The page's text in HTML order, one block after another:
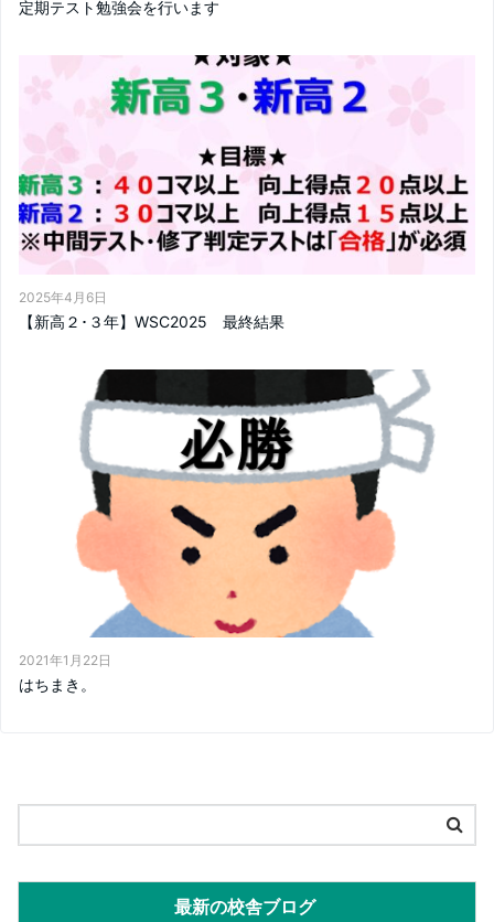
定期テスト勉強会を行います
2025年4月6日
【新高２･３年】WSC2025 最終結果
2021年1月22日
はちまき。
最新の校舎ブログ